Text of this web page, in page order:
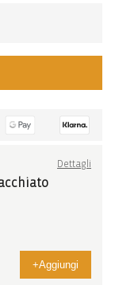
Dettagli
+Aggiungi